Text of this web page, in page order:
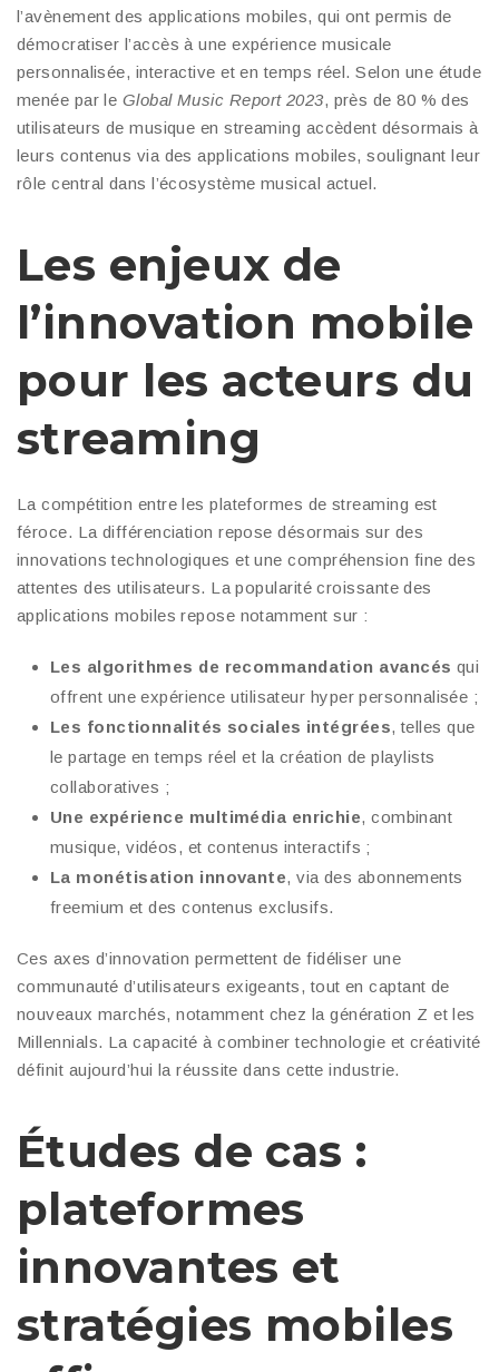
l’avènement des applications mobiles, qui ont permis de
démocratiser l’accès à une expérience musicale
personnalisée, interactive et en temps réel. Selon une étude
menée par le Global Music Report 2023, près de 80 % des
utilisateurs de musique en streaming accèdent désormais à
leurs contenus via des applications mobiles, soulignant leur
rôle central dans l’écosystème musical actuel.
Les enjeux de
l’innovation mobile
pour les acteurs du
streaming
La compétition entre les plateformes de streaming est
féroce. La différenciation repose désormais sur des
innovations technologiques et une compréhension fine des
attentes des utilisateurs. La popularité croissante des
applications mobiles repose notamment sur :
Les algorithmes de recommandation avancés qui
offrent une expérience utilisateur hyper personnalisée ;
Les fonctionnalités sociales intégrées, telles que
le partage en temps réel et la création de playlists
collaboratives ;
Une expérience multimédia enrichie, combinant
musique, vidéos, et contenus interactifs ;
La monétisation innovante, via des abonnements
freemium et des contenus exclusifs.
Ces axes d’innovation permettent de fidéliser une
communauté d’utilisateurs exigeants, tout en captant de
nouveaux marchés, notamment chez la génération Z et les
Millennials. La capacité à combiner technologie et créativité
définit aujourd’hui la réussite dans cette industrie.
Études de cas :
plateformes
innovantes et
stratégies mobiles